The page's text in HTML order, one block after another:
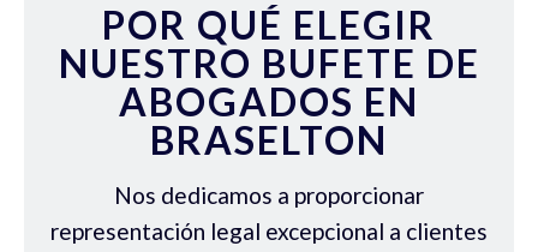
POR QUÉ ELEGIR
NUESTRO BUFETE DE
ABOGADOS EN
BRASELTON
Nos dedicamos a proporcionar
representación legal excepcional a clientes